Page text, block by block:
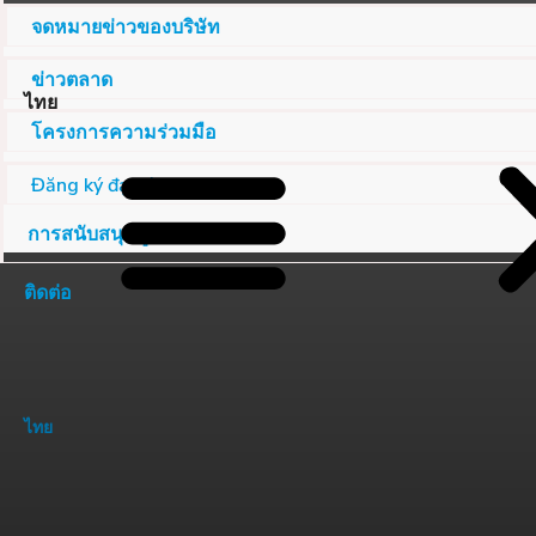
ไทย
ไทย
จดหมายข่าวของบริษัท
ข่าวตลาด
โครงการความร่วมมือ
Đăng ký đại lý
การสนับสนุนลูกค้า
ติดต่อ